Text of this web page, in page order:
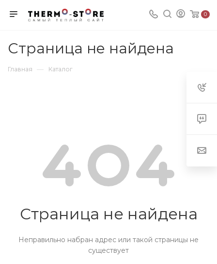
0
Страница не найдена
Главная — Каталог
Страница не найдена
Неправильно набран адрес или такой страницы не
существует